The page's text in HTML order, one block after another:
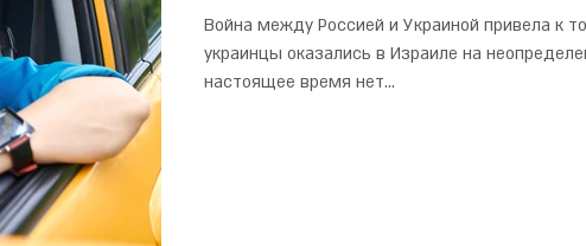
Война между Россией и Украиной привела к
украинцы оказались в Израиле на
настоящее время нет...